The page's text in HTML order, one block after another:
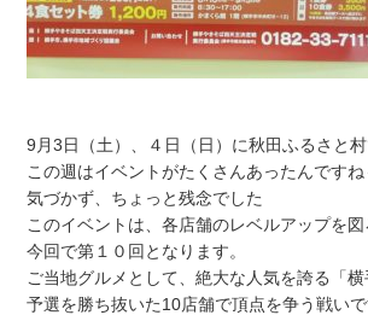
9月3日（土）、４日（日）に秋田ふるさと
この週はイベントがたくさんあったんですね
気づかず、ちょっと残念でした
このイベントは、各店舗のレベルアップを図
今回で第１０回となります。
ご当地グルメとして、絶大な人気を誇る「
予選を勝ち抜いた10店舗で頂点を争う戦い